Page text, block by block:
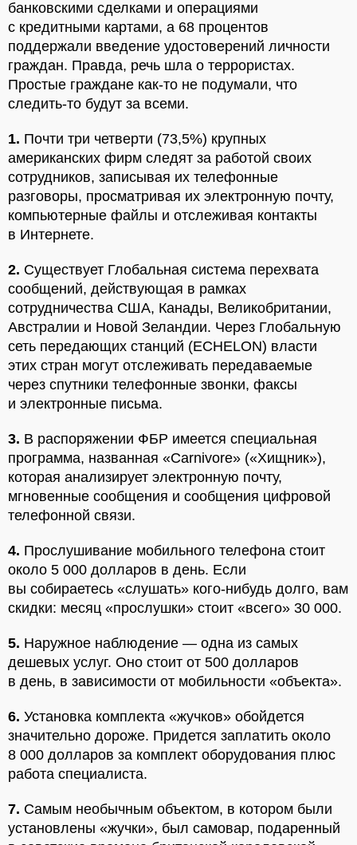
банковскими сделками и операциями
с кредитными картами, а 68 процентов
поддержали введение удостоверений личности
граждан. Правда, речь шла о террористах.
Простые граждане как-то не подумали, что
следить-то будут за всеми.
1. Почти три четверти (73,5%) крупных
американских фирм следят за работой своих
сотрудников, записывая их телефонные
разговоры, просматривая их электронную почту,
компьютерные файлы и отслеживая контакты
в Интернете.
2. Существует Глобальная система перехвата
сообщений, действующая в рамках
сотрудничества США, Канады, Великобритании,
Австралии и Новой Зеландии. Через Глобальную
сеть передающих станций (ECHELON) власти
этих стран могут отслеживать передаваемые
через спутники телефонные звонки, факсы
и электронные письма.
3. В распоряжении ФБР имеется специальная
программа, названная «Carnivore» («Хищник»),
которая анализирует электронную почту,
мгновенные сообщения и сообщения цифровой
телефонной связи.
4. Прослушивание мобильного телефона стоит
около 5 000 долларов в день. Если
вы собираетесь «слушать» кого-нибудь долго, вам
скидки: месяц «прослушки» стоит «всего» 30 000.
5. Наружное наблюдение — одна из самых
дешевых услуг. Оно стоит от 500 долларов
в день, в зависимости от мобильности «объекта».
6. Установка комплекта «жучков» обойдется
значительно дороже. Придется заплатить около
8 000 долларов за комплект оборудования плюс
работа специалиста.
7. Самым необычным объектом, в котором были
установлены «жучки», был самовар, подаренный